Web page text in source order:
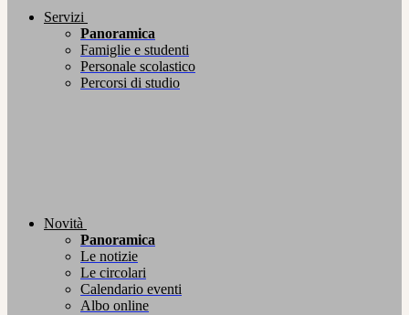
Servizi
Panoramica
Famiglie e studenti
Personale scolastico
Percorsi di studio
Novità
Panoramica
Le notizie
Le circolari
Calendario eventi
Albo online